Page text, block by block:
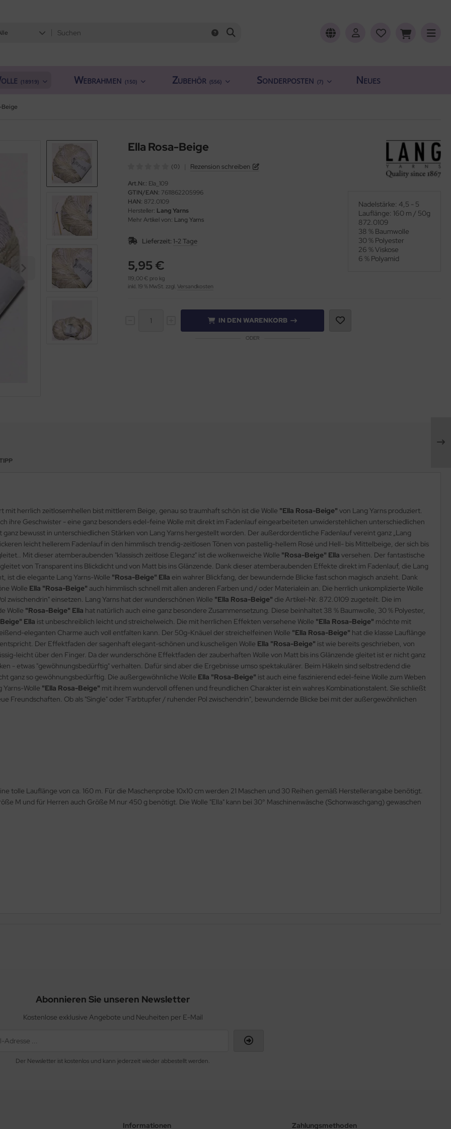
(18919) Webrahmen (150) Zubehör (556) Sonderposten (7) Neues
Beige
Ella Rosa-Beige
(0) Rezension schreiben
Art.Nr.: Ela_109
GTIN/EAN: 7611862205996
HAN: 872.0109
Hersteller: Lang Yarns
Mehr Artikel von: Lang Yarns
Lieferzeit: 1-2 Tage
5,95 €
119,00 € pro kg
inkl. 19 % MwSt. zzgl. Versandkosten
Nadelstärke: 4,5 - 5
Lauflänge: 160 m / 50g
872.0109
38 % Baumwolle
30 % Polyester
26 % Viskose
6 % Polyamid
IN DEN WARENKORB
ODER
herrlich zeitlosemhellen bist mittlerem Beige, genau so traumhaft schön ist die Wolle "Ella Rosa-Beige" von Lang Yarns produziert.
ihre Geschwister - eine ganz besonders edel-feine Wolle mit direkt im Fadenlauf eingearbeiteten unwiderstehlichen unterschiedlichen
ganz bewusst in unterschiedlichen Stärken von Lang Yarns hergestellt worden. Der außerdordentliche Fadenlauf vereint ganz „Lang
leicht hellerem Fadenlauf in den himmlisch trendig-zeitlosen Tönen von pastellig-hellem Rosé und Hell- bis Mittelbeige, der sich bis
Mit dieser atemberaubenden "klassisch zeitlose Eleganz" ist die wolkenweiche Wolle "Rosa-Beige" Ella versehen. Der fantastische
gleitet von Transparent ins Blickdicht und von Matt bis ins Glänzende. Dank dieser atemberaubenden Effekte direkt im Fadenlauf, die Lang
ist die elegante Lang Yarns-Wolle "Rosa-Beige" Ella ein wahrer Blickfang, der bewundernde Blicke fast schon magisch anzieht. Dank
Wolle Ella "Rosa-Beige" auch himmlisch schnell mit allen anderen Farben und / oder Materialein an. Die herrlich unkomplizierte Wolle
zwischendrin" einsetzen. Lang Yarns hat der wunderschönen Wolle "Ella Rosa-Beige" die Artikel-Nr. 872.0109 zugeteilt. Die im
Wolle "Rosa-Beige" Ella hat natürlich auch eine ganz besondere Zusammensetzung. Diese beinhaltet 38 % Baumwolle, 30 % Polyester,
Ella ist unbeschreiblich leicht und streichelweich. Die mit herrlichen Effekten versehene Wolle "Ella Rosa-Beige" möchte mit
eleganten Charme auch voll entfalten kann. Der 50g-Knäuel der streichelfeinen Wolle "Ella Rosa-Beige" hat die klasse Lauflänge
Der Effektfaden der sagenhaft elegant-schönen und kuscheligen Wolle Ella "Rosa-Beige" ist wie bereits geschrieben, von
leicht über den Finger. Da der wunderschöne Effektfaden der zauberhaften Wolle von Matt bis ins Glänzende gleitet ist er nicht ganz
- etwas "gewöhnungsbedürftig" verhalten. Dafür sind aber die Ergebnisse umso spektakulärer. Beim Häkeln sind selbstredend die
ganz so gewöhnungsbedürftig. Die außergewöhnliche Wolle Ella "Rosa-Beige" ist auch eine faszinierend edel-feine Wolle zum Weben
Wolle "Ella Rosa-Beige" mit ihrem wundervoll offenen und freundlichen Charakter ist ein wahres Kombinationstalent. Sie schließt
Freundschaften. Ob als "Single" oder "Farbtupfer / ruhender Pol zwischendrin", bewundernde Blicke bei mit der außergewöhnlichen
tolle Lauflänge von ca. 160 m. Für die Maschenprobe 10x10 cm werden 21 Maschen und 30 Reihen gemäß Herstellerangabe benötigt.
M und für Herren auch Größe M nur 450 g benötigt. Die Wolle "Ella" kann bei 30° Maschinenwäsche (Schonwaschgang) gewaschen
Abonnieren Sie unseren Newsletter
Kostenlose exklusive Angebote und Neuheiten per E-Mail
Der Newsletter ist kostenlos und kann jederzeit wieder abbestellt werden.
Informationen Zahlungsmethoden